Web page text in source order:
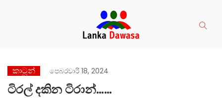
කාටූන් පෙබරවාරි 18, 2024
ටිරල් දකින ටිරාන්……